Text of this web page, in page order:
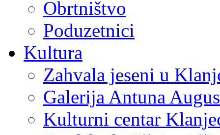
Obrtništvo
Poduzetnici
Kultura
Zahvala jeseni u
Galerija Antuna
Kulturni centar